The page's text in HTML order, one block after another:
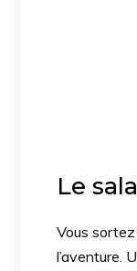
Le
Vous
l’aventure.